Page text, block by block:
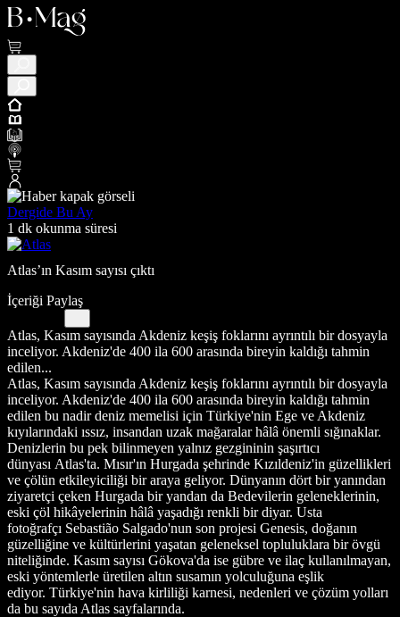
Dergide Bu Ay
1 dk okunma süresi
Atlas’ın Kasım sayısı çıktı
İçeriği Paylaş
Atlas, Kasım sayısında Akdeniz keşiş foklarını ayrıntılı bir dosyayla
inceliyor. Akdeniz'de 400 ila 600 arasında bireyin kaldığı tahmin
edilen...
Atlas, Kasım sayısında Akdeniz keşiş foklarını ayrıntılı bir dosyayla
inceliyor. Akdeniz'de 400 ila 600 arasında bireyin kaldığı tahmin
edilen bu nadir deniz memelisi için Türkiye'nin Ege ve Akdeniz
kıyılarındaki ıssız, insandan uzak mağaralar hâlâ önemli sığınaklar.
Denizlerin bu pek bilinmeyen yalnız gezgininin şaşırtıcı
dünyası Atlas'ta. Mısır'ın Hurgada şehrinde Kızıldeniz'in güzellikleri
ve çölün etkileyiciliği bir araya geliyor. Dünyanın dört bir yanından
ziyaretçi çeken Hurgada bir yandan da Bedevilerin geleneklerinin,
eski çöl hikâyelerinin hâlâ yaşadığı renkli bir diyar. Usta
fotoğrafçı Sebastião Salgado'nun son projesi Genesis, doğanın
güzelliğine ve kültürlerini yaşatan geleneksel topluluklara bir övgü
niteliğinde. Kasım sayısı Gökova'da ise gübre ve ilaç kullanılmayan,
eski yöntemlerle üretilen altın susamın yolculuğuna eşlik
ediyor. Türkiye'nin hava kirliliği karnesi, nedenleri ve çözüm yolları
da bu sayıda Atlas sayfalarında.